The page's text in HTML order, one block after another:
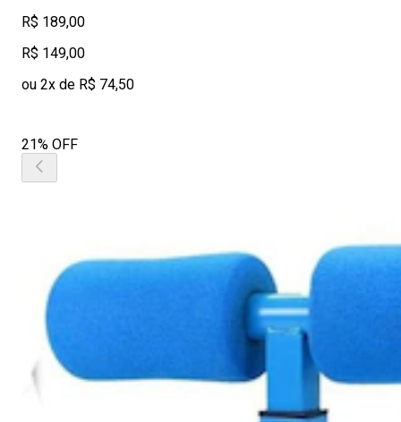
R$ 189,00
R$ 149,00
ou 2x de R$ 74,50
21% OFF